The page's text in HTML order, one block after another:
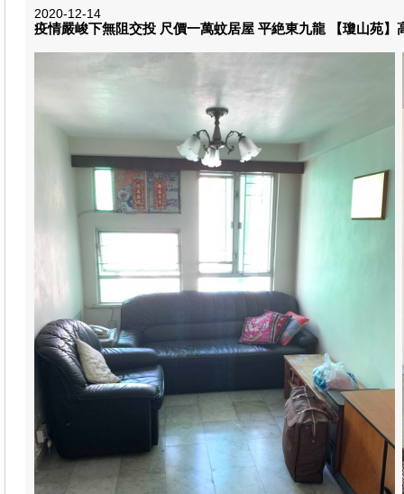
2020-12-14
疫情嚴峻下無阻交投 尺價一萬蚊居屋 平絶東九龍 【瓊山苑